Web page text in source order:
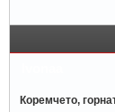
Коремчето,